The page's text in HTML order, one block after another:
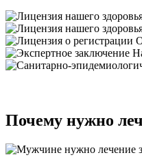
Почему нужно